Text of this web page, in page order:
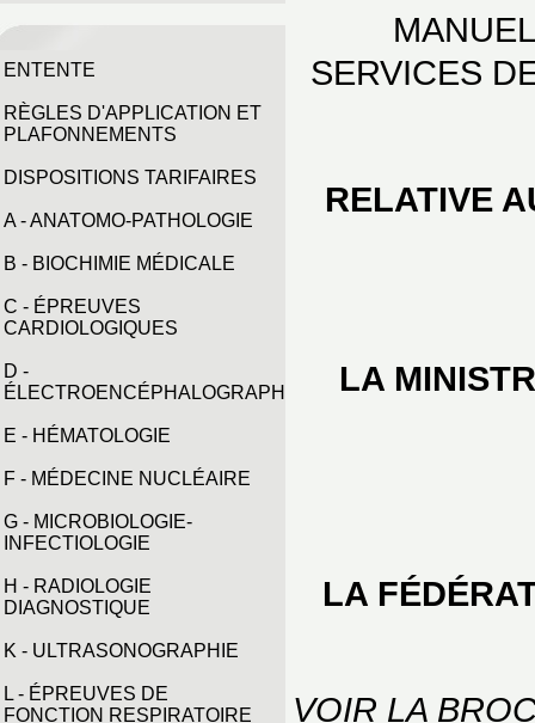
ENTENTE
RÈGLES D'APPLICATION ET
PLAFONNEMENTS
DISPOSITIONS TARIFAIRES
A - ANATOMO-PATHOLOGIE
B - BIOCHIMIE MÉDICALE
C - ÉPREUVES
CARDIOLOGIQUES
D -
ÉLECTROENCÉPHALOGRAPHIE
E - HÉMATOLOGIE
F - MÉDECINE NUCLÉAIRE
G - MICROBIOLOGIE-
INFECTIOLOGIE
H - RADIOLOGIE
DIAGNOSTIQUE
K - ULTRASONOGRAPHIE
L - ÉPREUVES DE
FONCTION RESPIRATOIRE
SERVICES
RELATIVE
LA
LA
VOIR LA